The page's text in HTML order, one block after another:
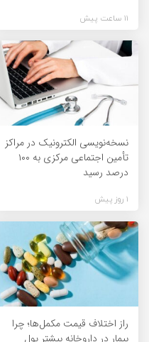
11 ساعت پیش
نسخه‌نویسی الکترونیک در مراکز
تأمین اجتماعی مرکزی به ۱۰۰
درصد رسید
1 روز پیش
راز اختلاف قیمت مکمل‌ها؛ چرا
بیمار در داروخانه بیشتر پول